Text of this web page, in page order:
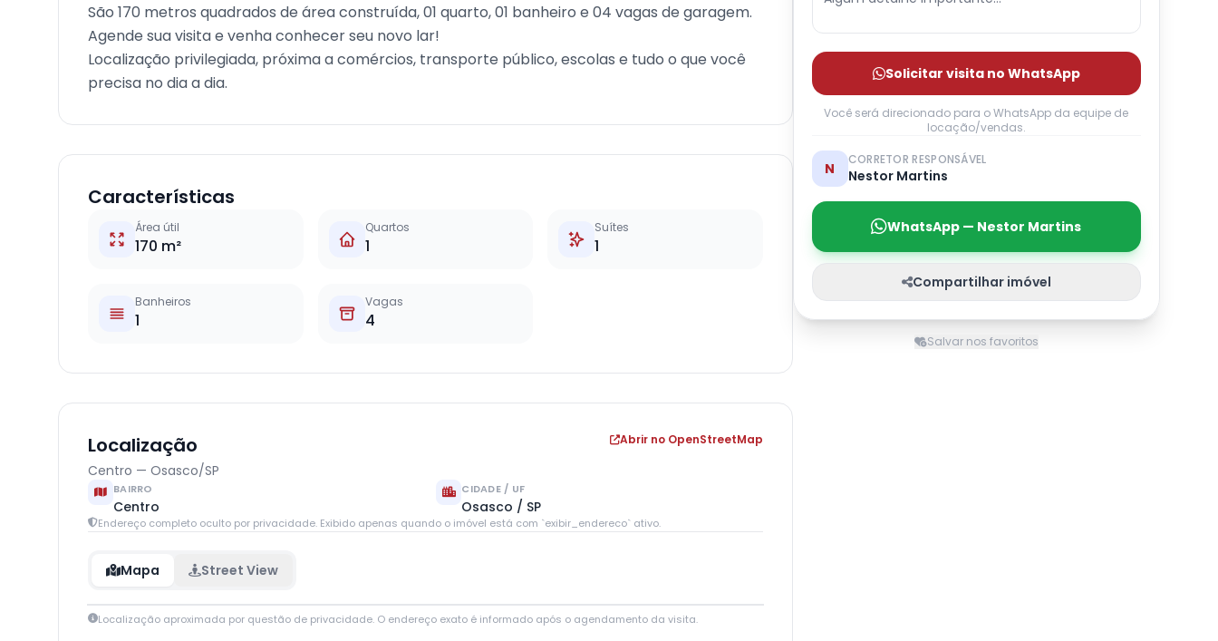
São 170 metros quadrados de área construída, 01 quarto, 01 banheiro e 04 vagas de garagem.
Agende sua visita e venha conhecer seu novo lar!
Localização privilegiada, próxima a comércios, transporte público, escolas e tudo o que você
precisa no dia a dia.
Características
Área útil
170 m²
Quartos
1
Suítes
1
Banheiros
1
Vagas
4
Localização
Centro — Osasco/SP
Abrir no OpenStreetMap
BAIRRO
Centro
CIDADE / UF
Osasco / SP
Endereço completo oculto por privacidade. Exibido apenas quando o imóvel está com `exibir_endereco` ativo.
Mapa Street View
+
Localização aproximada por questão de privacidade. O endereço exato é informado após o agendamento da visita.
Solicitar visita no WhatsApp
Você será direcionado para o WhatsApp da equipe de
locação/vendas.
N
CORRETOR RESPONSÁVEL
Nestor Martins
WhatsApp — Nestor Martins
Compartilhar imóvel
Salvar nos favoritos